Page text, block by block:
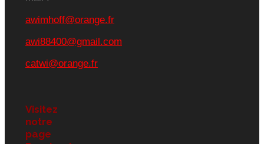
awimhoff@orange.fr
awi88400@gmail.com
catwi@orange.fr
Visitez
notre
page